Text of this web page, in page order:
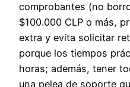
comprobantes (no
$100.000 CLP o más,
extra y evita solicitar
porque los tiempos
horas; además, tener
una pelea de soporte